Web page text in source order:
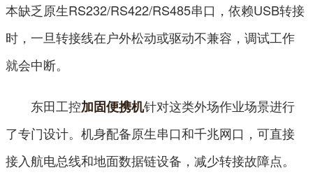
本缺乏原生RS232/RS422/RS485串口，依赖USB转接
时，一旦转接线在户外松动或驱动不兼容，调试工作
就会中断。
东田工控加固便携机针对这类外场作业场景进行
了专门设计。机身配备原生串口和千兆网口，可直接
接入航电总线和地面数据链设备，减少转接故障点。